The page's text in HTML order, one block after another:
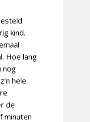
kind.
Hoe lang
nog
hele
de
minuten